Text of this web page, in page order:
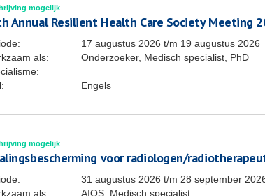
mogelijk
Annual Resilient Health Care Society Meeting
17 augustus 2026 t/m 19 augustus 2026
als:
Onderzoeker, Medisch specialist, PhD
Engels
mogelijk
voor radiologen/
31 augustus 2026 t/m 28 september
als:
AIOS, Medisch specialist